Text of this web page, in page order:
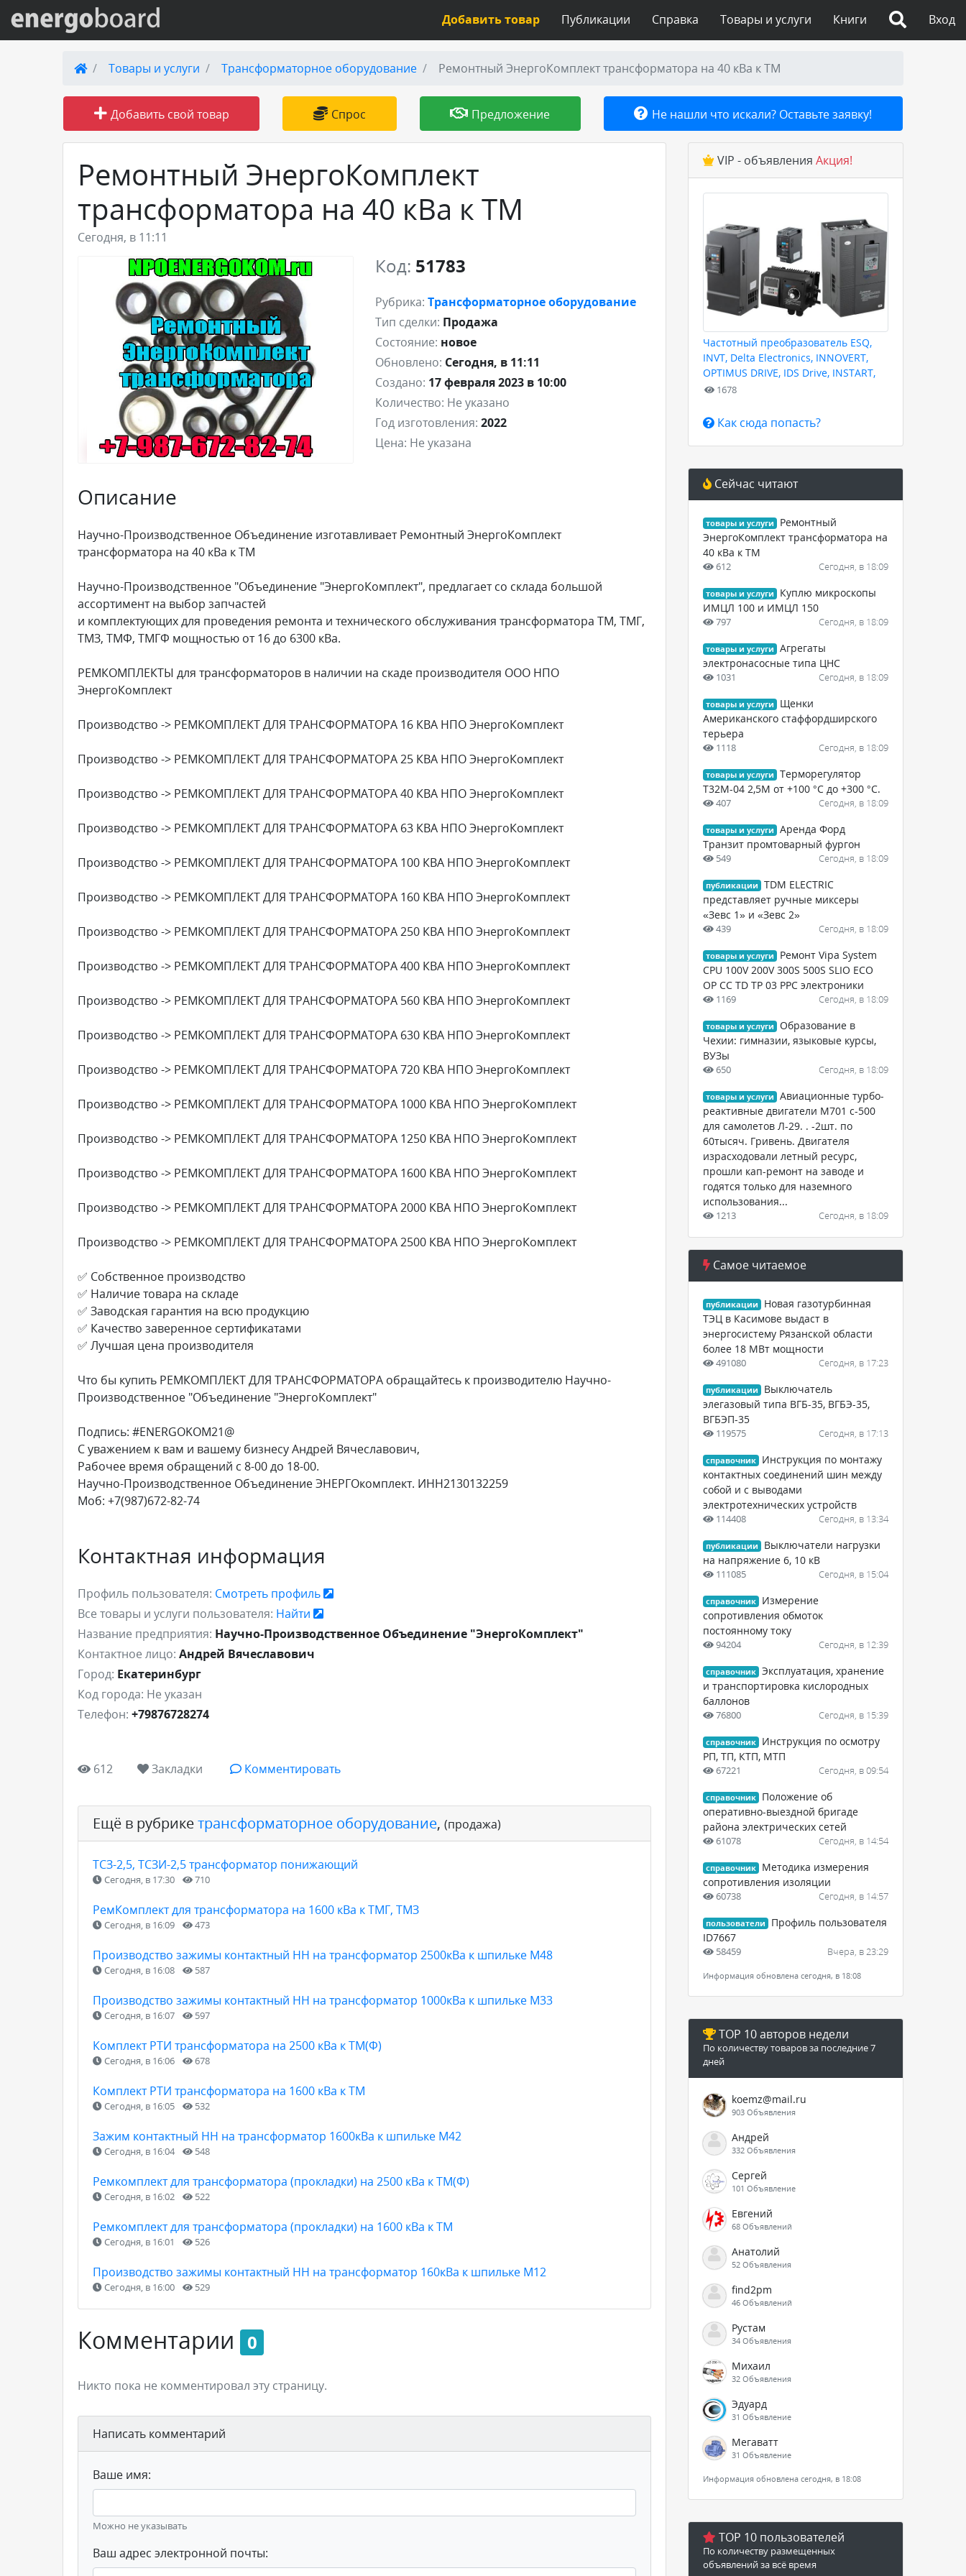
Вход на сайт
Поиск по сайту
Публикации
Справка
Товары и услуги
Добавить товар или услугу
Вход
Книги
Товары и услуги
Справка
Публикации
Добавить товар
Товары и услуги Трансформаторное оборудование Ремонтный ЭнергоКомплект трансформатора на 40 кВа к ТМ
Добавить свой товар Спрос Предложение Не нашли что искали? Оставьте заявку!
Ремонтный ЭнергоКомплект
трансформатора на 40 кВа к ТМ
Сегодня, в 11:11
Код: 51783
Рубрика: Трансформаторное оборудование
Тип сделки: Продажа
Состояние: новое
Обновлено: Сегодня, в 11:11
Создано: 17 февраля 2023 в 10:00
Количество: Не указано
Год изготовления: 2022
Цена: Не указана
Описание
Научно-Производственное Объединение изготавливает Ремонтный ЭнергоКомплект
трансформатора на 40 кВа к ТМ
Научно-Производственное "Объединение "ЭнергоКомплект", предлагает со склада большой
ассортимент на выбор запчастей
и комплектующих для проведения ремонта и технического обслуживания трансформатора ТМ, ТМГ,
ТМЗ, ТМФ, ТМГФ мощностью от 16 до 6300 кВа.
РЕМКОМПЛЕКТЫ для трансформаторов в наличии на скаде производителя ООО НПО
ЭнергоКомплект
Производство -> РЕМКОМПЛЕКТ ДЛЯ ТРАНСФОРМАТОРА 16 КВА НПО ЭнергоКомплект
Производство -> РЕМКОМПЛЕКТ ДЛЯ ТРАНСФОРМАТОРА 25 КВА НПО ЭнергоКомплект
Производство -> РЕМКОМПЛЕКТ ДЛЯ ТРАНСФОРМАТОРА 40 КВА НПО ЭнергоКомплект
Производство -> РЕМКОМПЛЕКТ ДЛЯ ТРАНСФОРМАТОРА 63 КВА НПО ЭнергоКомплект
Производство -> РЕМКОМПЛЕКТ ДЛЯ ТРАНСФОРМАТОРА 100 КВА НПО ЭнергоКомплект
Производство -> РЕМКОМПЛЕКТ ДЛЯ ТРАНСФОРМАТОРА 160 КВА НПО ЭнергоКомплект
Производство -> РЕМКОМПЛЕКТ ДЛЯ ТРАНСФОРМАТОРА 250 КВА НПО ЭнергоКомплект
Производство -> РЕМКОМПЛЕКТ ДЛЯ ТРАНСФОРМАТОРА 400 КВА НПО ЭнергоКомплект
Производство -> РЕМКОМПЛЕКТ ДЛЯ ТРАНСФОРМАТОРА 560 КВА НПО ЭнергоКомплект
Производство -> РЕМКОМПЛЕКТ ДЛЯ ТРАНСФОРМАТОРА 630 КВА НПО ЭнергоКомплект
Производство -> РЕМКОМПЛЕКТ ДЛЯ ТРАНСФОРМАТОРА 720 КВА НПО ЭнергоКомплект
Производство -> РЕМКОМПЛЕКТ ДЛЯ ТРАНСФОРМАТОРА 1000 КВА НПО ЭнергоКомплект
Производство -> РЕМКОМПЛЕКТ ДЛЯ ТРАНСФОРМАТОРА 1250 КВА НПО ЭнергоКомплект
Производство -> РЕМКОМПЛЕКТ ДЛЯ ТРАНСФОРМАТОРА 1600 КВА НПО ЭнергоКомплект
Производство -> РЕМКОМПЛЕКТ ДЛЯ ТРАНСФОРМАТОРА 2000 КВА НПО ЭнергоКомплект
Производство -> РЕМКОМПЛЕКТ ДЛЯ ТРАНСФОРМАТОРА 2500 КВА НПО ЭнергоКомплект
✅ Собственное производство
✅ Наличие товара на складе
✅ Заводская гарантия на всю продукцию
✅ Качество заверенное сертификатами
✅ Лучшая цена производителя
Что бы купить РЕМКОМПЛЕКТ ДЛЯ ТРАНСФОРМАТОРА обращайтесь к производителю Научно-
Производственное "Объединение "ЭнергоКомплект"
Подпись: #ENERGOKOM21@
С уважением к вам и вашему бизнесу Андрей Вячеславович,
Рабочее время обращений с 8-00 до 18-00.
Научно-Производственное Объединение ЭНЕРГОкомплект. ИНН2130132259
Моб: +7(987)672-82-74
Контактная информация
Профиль пользователя: Смотреть профиль
Все товары и услуги пользователя: Найти
Название предприятия: Научно-Производственное Объединение "ЭнергоКомплект"
Контактное лицо: Андрей Вячеславович
Город: Екатеринбург
Код города: Не указан
Телефон: +79876728274
612 Закладки Комментировать
Ещё в рубрикетрансформаторное оборудование, (продажа)
ТСЗ-2,5, ТСЗИ-2,5 трансформатор понижающий
Сегодня, в 17:30 710
РемКомплект для трансформатора на 1600 кВа к ТМГ, ТМЗ
Сегодня, в 16:09 473
Производство зажимы контактный НН на трансформатор 2500кВа к шпильке М48
Сегодня, в 16:08 587
Производство зажимы контактный НН на трансформатор 1000кВа к шпильке М33
Сегодня, в 16:07 597
Комплект РТИ трансформатора на 2500 кВа к ТМ(Ф)
Сегодня, в 16:06 678
Комплект РТИ трансформатора на 1600 кВа к ТМ
Сегодня, в 16:05 532
Зажим контактный НН на трансформатор 1600кВа к шпильке М42
Сегодня, в 16:04 548
Ремкомплект для трансформатора (прокладки) на 2500 кВа к ТМ(Ф)
Сегодня, в 16:02 522
Ремкомплект для трансформатора (прокладки) на 1600 кВа к ТМ
Сегодня, в 16:01 526
Производство зажимы контактный НН на трансформатор 160кВа к шпильке М12
Сегодня, в 16:00 529
Комментарии 0
Никто пока не комментировал эту страницу.
Написать комментарий
Ваше имя:
Можно не указывать
Ваш адрес электронной почты:
VIP - объявления Акция!
Частотный преобразователь ESQ,
INVT, Delta Electronics, INNOVERT,
OPTIMUS DRIVE, IDS Drive, INSTART,
HYUNDAI для любых задач
1678
Как сюда попасть?
Сейчас читают
товары и услуги
Ремонтный
ЭнергоКомплект трансформатора на
40 кВа к ТМ
612 Сегодня, в 18:09
товары и услуги
Куплю микроскопы
ИМЦЛ 100 и ИМЦЛ 150
797 Сегодня, в 18:09
товары и услуги
Агрегаты
электронасосные типа ЦНС
1031 Сегодня, в 18:09
товары и услуги
Щенки
Американского стаффордширского
терьера
1118 Сегодня, в 18:09
товары и услуги
Терморегулятор
Т32М-04 2,5М от +100 °С до +300 °С.
407 Сегодня, в 18:09
товары и услуги
Аренда Форд
Транзит промтоварный фургон
549 Сегодня, в 18:09
публикации
TDM ELECTRIC
представляет ручные миксеры
«Зевс 1» и «Зевс 2»
439 Сегодня, в 18:09
товары и услуги
Ремонт Vipa System
CPU 100V 200V 300S 500S SLIO ECO
OP CC TD TP 03 PPC электроники
1169 Сегодня, в 18:09
товары и услуги
Образование в
Чехии: гимназии, языковые курсы,
ВУЗы
650 Сегодня, в 18:09
товары и услуги
Авиационные турбо-
реактивные двигатели М701 с-500
для самолетов Л-29. . -2шт. по
60тысяч. Гривень. Двигателя
израсходовали летный ресурс,
прошли кап-ремонт на заводе и
годятся только для наземного
использования...
1213 Сегодня, в 18:09
Самое читаемое
публикации
Новая газотурбинная
ТЭЦ в Касимове выдаст в
энергосистему Рязанской области
более 18 МВт мощности
491080 Сегодня, в 17:23
публикации
Выключатель
элегазовый типа ВГБ-35, ВГБЭ-35,
ВГБЭП-35
119575 Сегодня, в 17:13
справочник
Инструкция по монтажу
контактных соединений шин между
собой и с выводами
электротехнических устройств
114408 Сегодня, в 13:34
публикации
Выключатели нагрузки
на напряжение 6, 10 кВ
111085 Сегодня, в 15:04
справочник
Измерение
сопротивления обмоток
постоянному току
94204 Сегодня, в 12:39
справочник Эксплуатация, хранение
и транспортировка кислородных
баллонов
76800 Сегодня, в 15:39
справочник
Инструкция по осмотру
РП, ТП, КТП, МТП
67221 Сегодня, в 09:54
справочник
Положение об
оперативно-выездной бригаде
района электрических сетей
61078 Сегодня, в 14:54
справочник
Методика измерения
сопротивления изоляции
60738 Сегодня, в 14:57
пользователи
Профиль пользователя
ID7667
58459 Вчера, в 23:29
Информация обновлена сегодня, в 18:08
TOP 10 авторов недели
По количеству товаров за последние 7
дней
koemz@mail.ru
903 Объявления
Андрей
332 Объявления
Сергей
101 Объявление
Евгений
68 Объявлений
Анатолий
52 Объявления
find2pm
46 Объявлений
Рустам
34 Объявления
Михаил
32 Объявления
Эдуард
31 Объявление
Мегаватт
31 Объявление
Информация обновлена сегодня, в 18:08
TOP 10 пользователей
По количеству размещенных
объявлений за всё время